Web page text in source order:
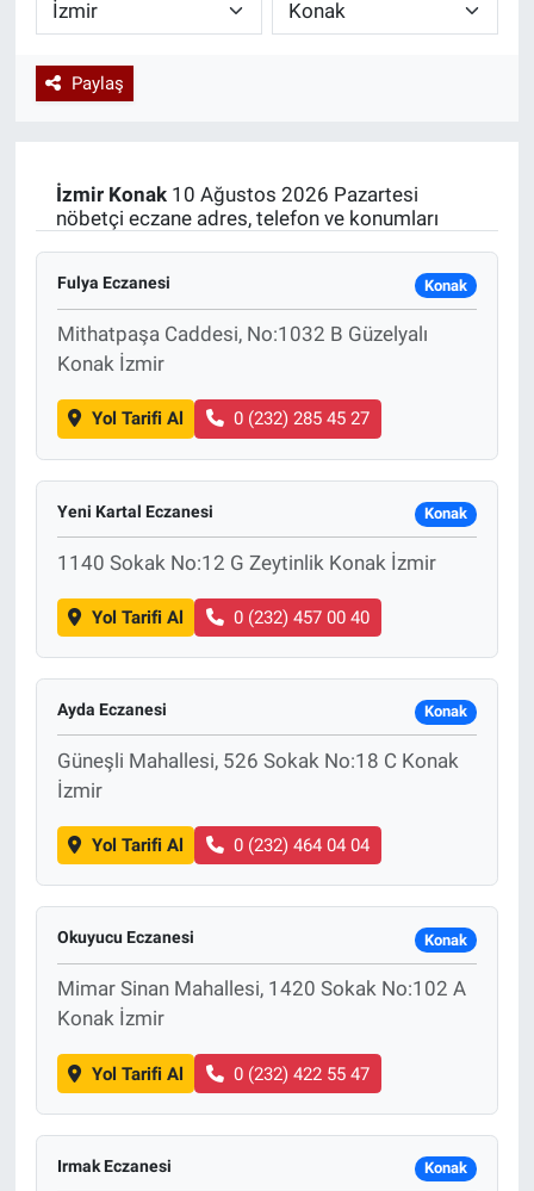
Paylaş
İzmir Konak10 Ağustos 2026 Pazartesi
nöbetçi eczane adres, telefon ve konumları
Fulya Eczanesi Konak
Mithatpaşa Caddesi, No:1032 B Güzelyalı
Konak İzmir
Yol Tarifi Al 0 (232) 285 45 27
Yeni Kartal Eczanesi Konak
1140 Sokak No:12 G Zeytinlik Konak İzmir
Yol Tarifi Al 0 (232) 457 00 40
Ayda Eczanesi Konak
Güneşli Mahallesi, 526 Sokak No:18 C Konak
İzmir
Yol Tarifi Al 0 (232) 464 04 04
Okuyucu Eczanesi Konak
Mimar Sinan Mahallesi, 1420 Sokak No:102 A
Konak İzmir
Yol Tarifi Al 0 (232) 422 55 47
Irmak Eczanesi Konak